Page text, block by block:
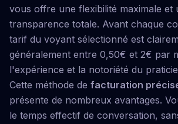
vous offre une flexibilité maximale et
transparence totale. Avant chaque
tarif du voyant sélectionné est
généralement entre 0,50€ et 2€ par
l'expérience et la notoriété du
Cette méthode de facturation
présente de nombreux avantages.
le temps effectif de conversation,